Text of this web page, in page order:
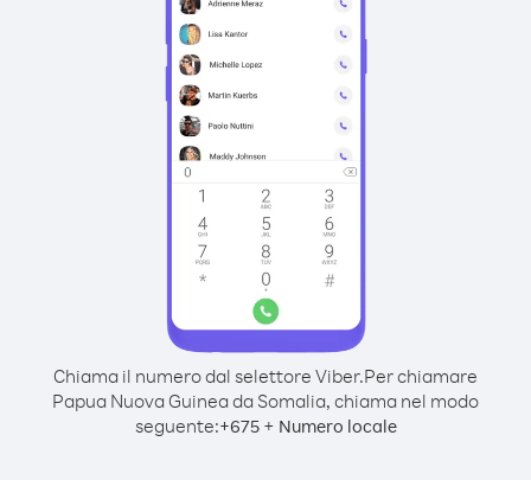
Chiama il numero dal selettore Viber.Per chiamare
Papua Nuova Guinea da Somalia, chiama nel modo
seguente:+675+ Numero locale